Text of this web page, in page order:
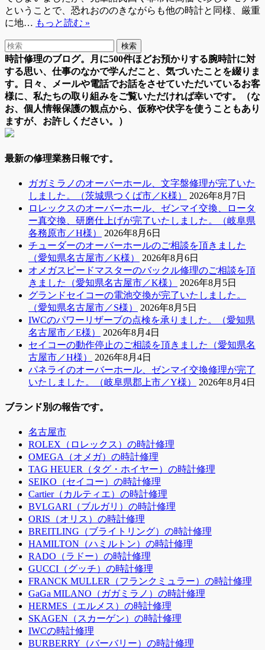
ということで、恐れおののきながらも他の時計と同様、厳重
に地… もっと読む »
時計修理のブログ。月に500件ほどお預かりする腕時計に対
する思い、仕事のなかで学んだこと、気づいたことを綴りま
す。日々、メールや電話でお話をさせていただいているお客
様に、私たちの取り組みをご覧いただければ幸いです。（な
お、個人情報保護の観点から、仮称や伏字を使うこともあり
ますが、お許しください。）
最新の修理業務日報です。
ガガミラノのオーバーホール、文字盤修理が完了いた
しました。（茨城県つくば市／K様）
2026年8月7日
ロレックスのオーバーホール、ゼンマイ交換、ロータ
ー真交換、研磨仕上げが完了いたしました。（岐阜県
各務原市／H様）
2026年8月6日
チューダーのオーバーホールのご相談を頂きました
（愛知県名古屋市／K様）
2026年8月6日
オメガスピードマスターのバックル修理のご相談を頂
きました（愛知県名古屋市／K様）
2026年8月5日
グランドセイコーの電池交換が完了いたしました。
（愛知県名古屋市／S様）
2026年8月5日
IWCのパワーリザーブの点検を承りました。（愛知県
名古屋市／E様）
2026年8月4日
セイコーの動作停止のご相談を頂きました（愛知県名
古屋市／H様）
2026年8月4日
パネライのオーバーホール、ゼンマイ交換修理が完了
いたしました。（岐阜県郡上市／Y様）
2026年8月4日
ブランド別の報告です。
名古屋市
ROLEX（ロレックス）の時計修理
OMEGA（オメガ）の時計修理
TAG HEUER（タグ・ホイヤー）の時計修理
SEIKO（セイコー）の時計修理
Cartier（カルティエ）の時計修理
BVLGARI（ブルガリ）の時計修理
ORIS（オリス）の時計修理
BREITLING（ブライトリング）の時計修理
HAMILTON（ハミルトン）の時計修理
RADO（ラドー）の時計修理
GUCCI（グッチ）の時計修理
FRANCK MULLER（フランクミュラー）の時計修理
GaGa MILANO（ガガミラノ）の時計修理
HERMES（エルメス）の時計修理
SKAGEN（スカーゲン）の時計修理
IWCの時計修理
BURBERRY（バーバリー）の時計修理